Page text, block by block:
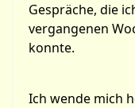
Gespräche, die
vergangenen
konnte.
Ich wende mich